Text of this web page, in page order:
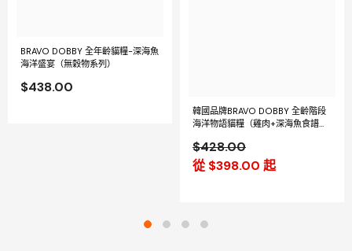
BRAVO DOBBY 全年齡貓糧-深海魚
海洋盛宴（無穀物系列）
$438.00
韓國品牌BRAVO DOBBY 全齡階段
海洋物語貓糧（雞肉+深海魚食譜）
$428.00
從 $398.00 起